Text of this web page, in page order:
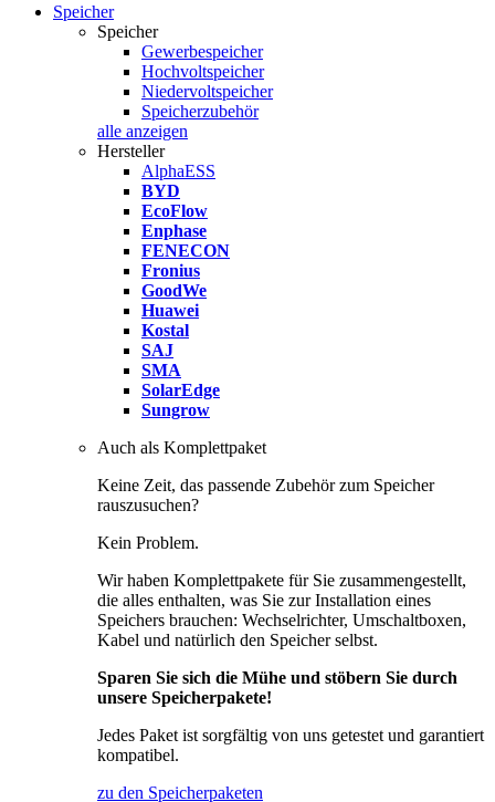
Speicher
Speicher
Gewerbespeicher
Hochvoltspeicher
Niedervoltspeicher
Speicherzubehör
alle anzeigen
Hersteller
AlphaESS
BYD
EcoFlow
Enphase
FENECON
Fronius
GoodWe
Huawei
Kostal
SAJ
SMA
SolarEdge
Sungrow
Auch als Komplettpaket
Keine Zeit, das passende Zubehör zum Speicher
rauszusuchen?
Kein Problem.
Wir haben Komplettpakete für Sie zusammengestellt,
die alles enthalten, was Sie zur Installation eines
Speichers brauchen: Wechselrichter, Umschaltboxen,
Kabel und natürlich den Speicher selbst.
Sparen Sie sich die Mühe und stöbern Sie durch
unsere Speicherpakete!
Jedes Paket ist sorgfältig von uns getestet und garantiert
kompatibel.
zu den Speicherpaketen